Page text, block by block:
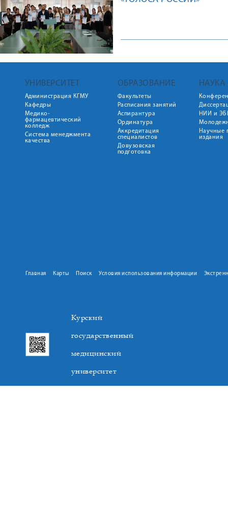
УНИВЕРСИТЕТ
Администрация КГМУ
Кафедры
Медико-
фармацевтический
колледж
Система менеджмента
качества
ОБРАЗОВАНИЕ
Факультеты
Расписания занятий
Аспирантура
Ординатура
Аккредитация
специалистов
Довузовская
подготовка
НАУКА
НИИ и
Научные
издания
Главная Карты Поиск Условия использования информации
Курский
государственный
медицинский
университет